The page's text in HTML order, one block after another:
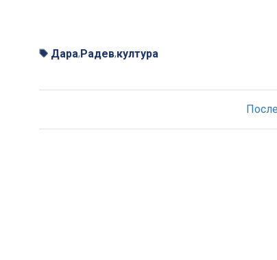
Дара,Радев,култура